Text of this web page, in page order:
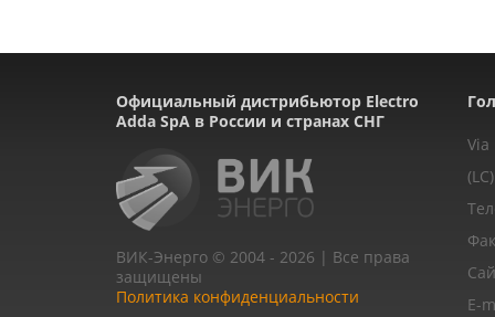
Официальный дистрибьютор Electro
Adda SpA в России и странах СНГ
ВИК-Энерго © 2004 - 2026 | Все права
защищены
Политика конфиденциальности
Via
E-